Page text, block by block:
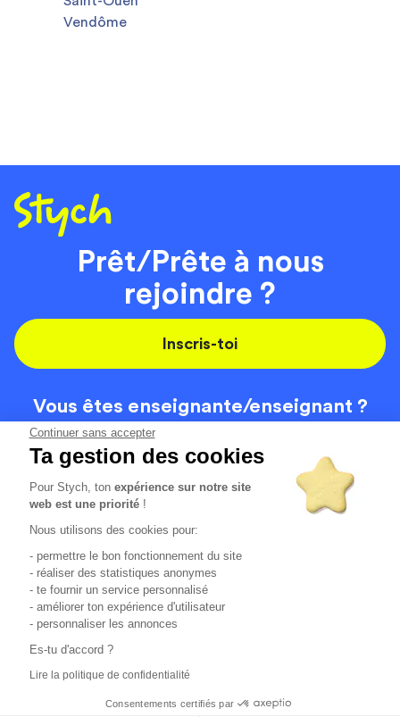
Continuer sans accepter
Ta gestion des cookies
Pour Stych, tonexpérience sur notre site
web est une priorité !
Nous utilisons des cookies pour:
- permettre le bon fonctionnement du site
- réaliser des statistiques anonymes
- te fournir un service personnalisé
- améliorer ton expérience d'utilisateur
- personnaliser les annonces
Es-tu d'accord ?
Lire la politique de confidentialité
Consentements certifiés par
Vendôme
Prêt/Prête à nous
rejoindre ?
Inscris-toi
Vous êtes enseignante/enseignant ?
On recrute
Code de la route
Localisation
Contact
Tous les avis clients4.6/5 (51148 avis publiés)
Comment sont calculés nos taux de réussite ?
passé leur examen une ou deux fois au cours des 12 derniers